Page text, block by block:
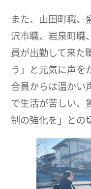
また、山田町職、
沢市職、岩泉町職
員が出勤して来た
う」と元気に声を
合員からは温かい
で生活が苦しい、
制の強化を」との